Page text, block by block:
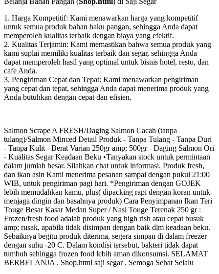
1. Harga Kompetitif: Kami menawarkan harga yang kompetitif
untuk semua produk bahan baku pangan, sehingga Anda dapat
memperoleh kualitas terbaik dengan biaya yang efektif.
2. Kualitas Terjamin: Kami memastikan bahwa semua produk yang
kami suplai memiliki kualitas terbaik dan segar, sehingga Anda
dapat memperoleh hasil yang optimal untuk bisnis hotel, resto, dan
cafe Anda.
3. Pengiriman Cepat dan Tepat: Kami menawarkan pengiriman
yang cepat dan tepat, sehingga Anda dapat menerima produk yang
Anda butuhkan dengan cepat dan efisien.
Salmon Scrape A FRESH/Daging Salmon Cacah (tanpa
tulang)/Salmon Minced Detail Produk - Tanpa Tulang - Tanpa Duri
- Tanpa Kulit - Berat Varian 250gr amp; 500gr - Daging Salmon Ori
- Kualitas Segar Keadaan Beku •Tanyakan stock untuk permintaan
dalam jumlah besar. Silahkan chat untuk informasi. Produk fresh,
dan ikan asin Kami menerima pesanan sampai dengan pukul 21:00
WIB, untuk pengiriman pagi hari. *Pengiriman dengan GOJEK
lebih memudahkan kamu, plus( dipacking rapi dengan koran untuk
menjaga dingin dan basahnya produk) Cara Penyimpanan Ikan Teri
Touge Besar Kasar Medan Super / Nasi Touge Terenak 250 gr :
Frozen/fresh food adalah produk yang high rish atau cepat busuk
amp; rusak, apabila tidak disimpan dengan baik dlm keadaan beku.
Sebaiknya begitu produk diterima, segera simpan di dalam freezer
dengan suhu -20 C. Dalam kondisi tersebut, bakteri tidak dapat
tumbuh sehingga frozen food lebih aman dikonsumsi. SELAMAT
BERBELANJA . Shop.html saji segar . Semoga Sehat Selalu